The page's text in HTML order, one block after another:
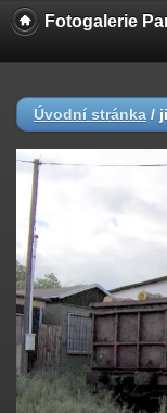
Fotogalerie
Úvodní stránka /